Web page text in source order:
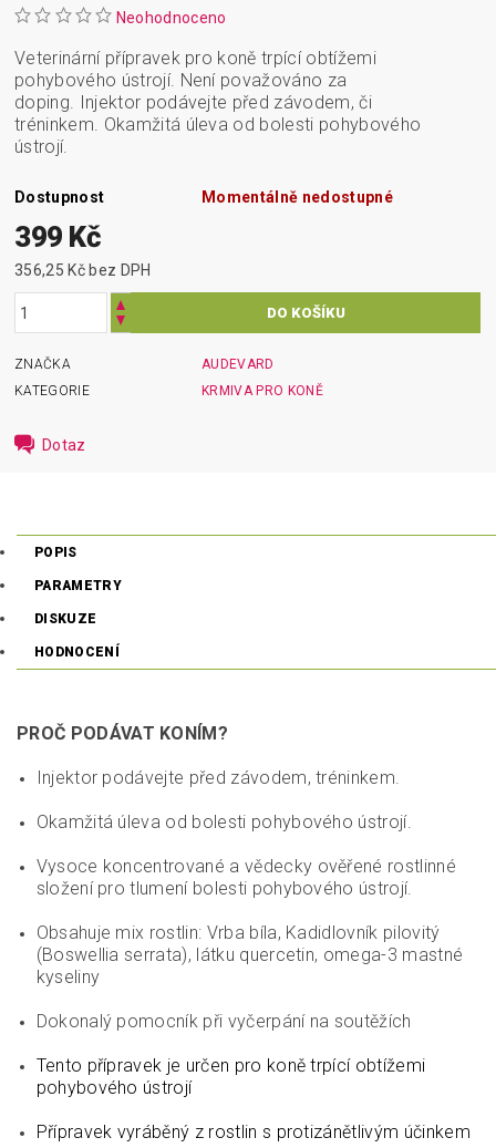
Neohodnoceno
Veterinární přípravek pro koně trpící obtížemi
pohybového ústrojí. Není považováno za
doping. Injektor podávejte před závodem, či
tréninkem. Okamžitá úleva od bolesti pohybového
ústrojí.
Dostupnost Momentálně nedostupné
399 Kč
356,25 Kč bez DPH
ZNAČKA
AUDEVARD
KATEGORIE
KRMIVA PRO KONĚ
Dotaz
POPIS
PARAMETRY
DISKUZE
HODNOCENÍ
PROČ PODÁVAT KONÍM?
Injektor podávejte před závodem, tréninkem.
Okamžitá úleva od bolesti pohybového ústrojí.
Vysoce koncentrované a vědecky ověřené rostlinné
složení pro tlumení bolesti pohybového ústrojí.
Obsahuje mix rostlin: Vrba bíla, Kadidlovník pilovitý
(Boswellia serrata), látku quercetin, omega-3 mastné
kyseliny
Dokonalý pomocník při vyčerpání na soutěžích
Tento přípravek je určen pro koně trpící obtížemi
pohybového ústrojí
Přípravek vyráběný z rostlin s protizánětlivým účinkem